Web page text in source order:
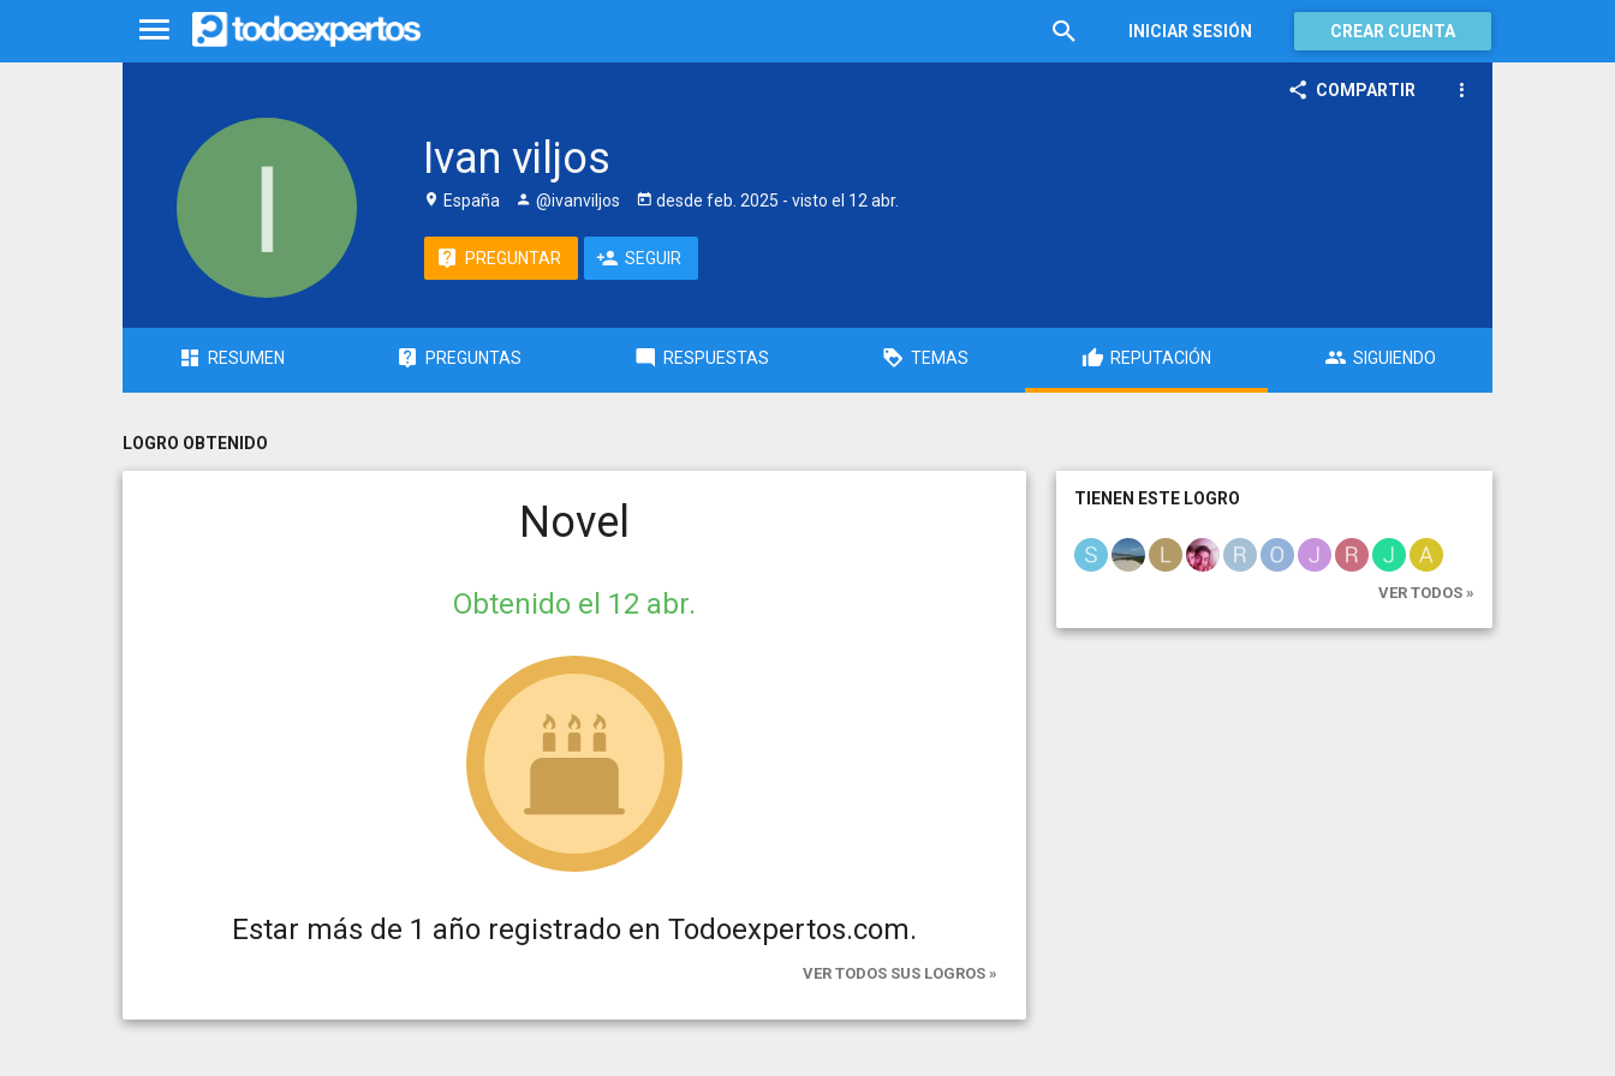
INICIAR SESIÓN CREAR CUENTA
COMPARTIR
Ivan viljos
España @ivanviljos desde feb. 2025 - visto el 12 abr.
PREGUNTAR SEGUIR
RESUMEN PREGUNTAS RESPUESTAS TEMAS REPUTACIÓN SIGUIENDO
LOGRO OBTENIDO
Novel
Obtenido el 12 abr.
Estar más de 1 año registrado en Todoexpertos.com.
VER TODOS SUS LOGROS »
TIENEN ESTE LOGRO
VER TODOS »